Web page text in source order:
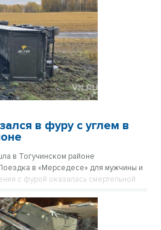
в фуру с углем в
в Тогучинском районе
в «Мерседесе» для мужчины и
с фурой оказалась смертельной.